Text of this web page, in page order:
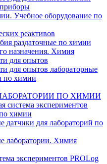
Учебное оборудование по
реактивов
раздаточные по химии
назначения. Химия
для опытов
для опытов лабораторные
по химии
ПО ХИМИИ
система экспериментов
химии
датчики для лабораторий по
лаборатории. Химия
экспериментов PROLog